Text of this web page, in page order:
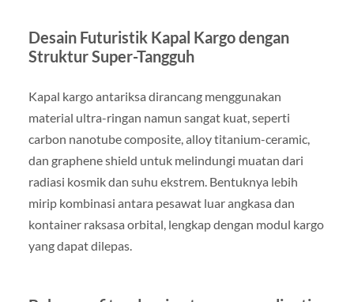
Desain Futuristik Kapal Kargo dengan
Struktur Super-Tangguh
Kapal kargo antariksa dirancang menggunakan
material ultra-ringan namun sangat kuat, seperti
carbon nanotube composite, alloy titanium-ceramic,
dan graphene shield untuk melindungi muatan dari
radiasi kosmik dan suhu ekstrem. Bentuknya lebih
mirip kombinasi antara pesawat luar angkasa dan
kontainer raksasa orbital, lengkap dengan modul kargo
yang dapat dilepas.